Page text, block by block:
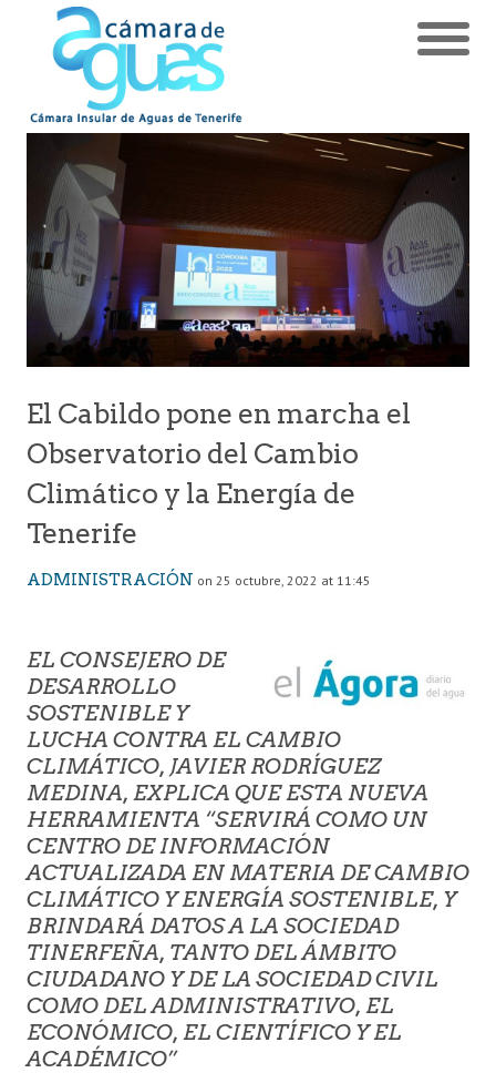
El Cabildo pone en marcha el
Observatorio del Cambio
Climático y la Energía de
Tenerife
ADMINISTRACIÓN on 25 octubre, 2022 at 11:45
EL CONSEJERO DE
DESARROLLO
SOSTENIBLE Y
LUCHA CONTRA EL CAMBIO
CLIMÁTICO, JAVIER RODRÍGUEZ
MEDINA, EXPLICA QUE ESTA NUEVA
HERRAMIENTA “SERVIRÁ COMO UN
CENTRO DE INFORMACIÓN
ACTUALIZADA EN MATERIA DE CAMBIO
CLIMÁTICO Y ENERGÍA SOSTENIBLE, Y
BRINDARÁ DATOS A LA SOCIEDAD
TINERFEÑA, TANTO DEL ÁMBITO
CIUDADANO Y DE LA SOCIEDAD CIVIL
COMO DEL ADMINISTRATIVO, EL
ECONÓMICO, EL CIENTÍFICO Y EL
ACADÉMICO”